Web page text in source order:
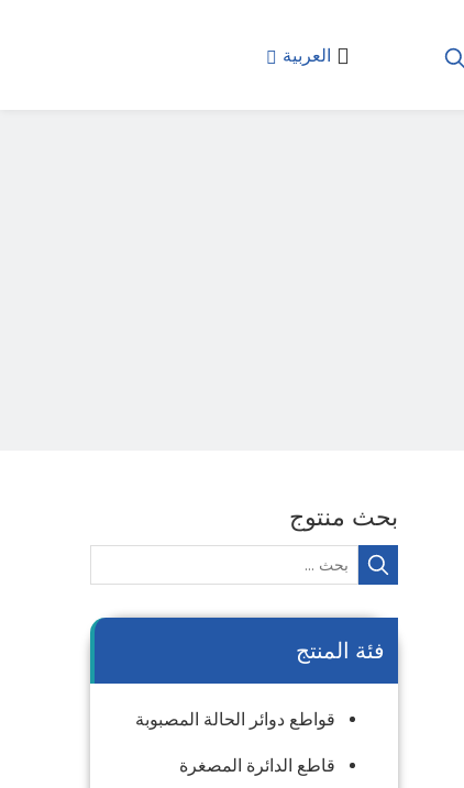
العربية
بحث منتوج
فئة المنتج
قواطع دوائر الحالة المصبوبة
قاطع الدائرة المصغرة